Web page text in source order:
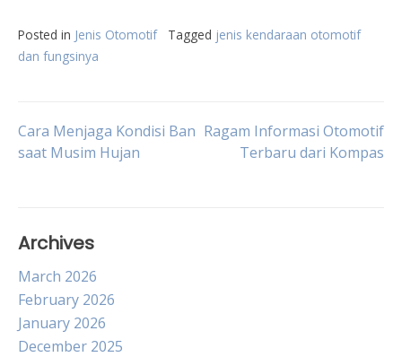
Posted in Jenis Otomotif Tagged jenis kendaraan otomotif
dan fungsinya
Post
Cara Menjaga Kondisi Ban
saat Musim Hujan
Ragam Informasi Otomotif
Terbaru dari Kompas
Archives
March 2026
February 2026
January 2026
December 2025